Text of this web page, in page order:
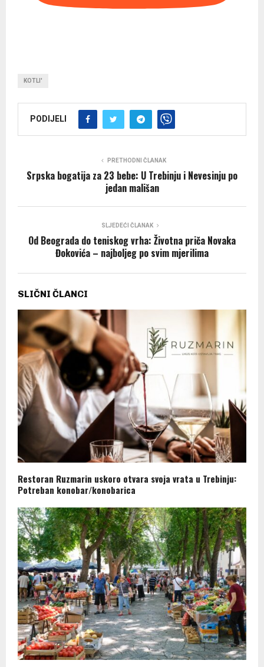
KOTLI'
PODIJELI
PRETHODNI ČLANAK
Srpska bogatija za 23 bebe: U Trebinju i Nevesinju po
jedan mališan
SLJEDEĆI ČLANAK
Od Beograda do teniskog vrha: Životna priča Novaka
Đokovića – najboljeg po svim mjerilima
SLIČNI ČLANCI
Restoran Ruzmarin uskoro otvara svoja vrata u Trebinju:
Potreban konobar/konobarica